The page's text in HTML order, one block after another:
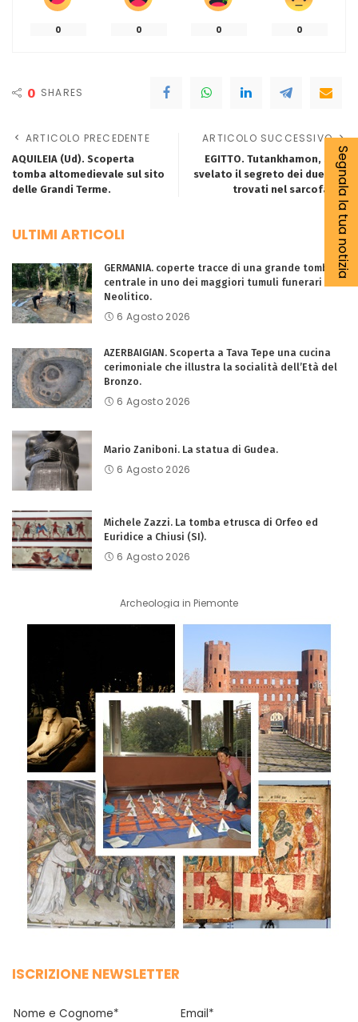
0 0 0 0
0 SHARES
ARTICOLO PRECEDENTE
AQUILEIA (Ud). Scoperta
tomba altomedievale sul sito
delle Grandi Terme.
ARTICOLO SUCCESSIVO
EGITTO. Tutankhamon, sarà
svelato il segreto dei due feti
trovati nel sarcofago.
ULTIMI ARTICOLI
GERMANIA. coperte tracce di una grande tomba
centrale in uno dei maggiori tumuli funerari del
Neolitico.
6 Agosto 2026
AZERBAIGIAN. Scoperta a Tava Tepe una cucina
cerimoniale che illustra la socialità dell’Età del
Bronzo.
6 Agosto 2026
Mario Zaniboni. La statua di Gudea.
6 Agosto 2026
Michele Zazzi. La tomba etrusca di Orfeo ed
Euridice a Chiusi (SI).
6 Agosto 2026
Archeologia in Piemonte
ISCRIZIONE NEWSLETTER
Nome e Cognome* Email*
Segnala la tua notizia